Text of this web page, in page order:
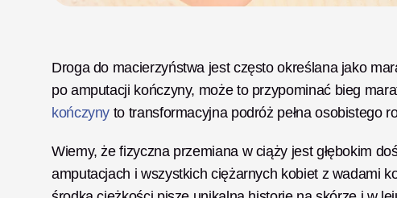
Droga do macierzyństwa jest często określana jako
po amputacji kończyny, może to przypominać bieg
kończyny to transformacyjna podróż pełna osobistego
Wiemy, że fizyczna przemiana w ciąży jest głębokim
amputacjach i wszystkich ciężarnych kobiet z wadami